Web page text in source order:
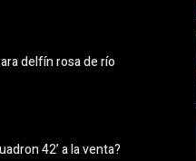
delfín rosa de río
42’ a la venta?